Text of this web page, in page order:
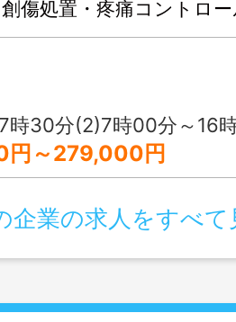
傷処置・疼痛コントロ
ご入居者様身の回りの
ーション等 □介護補
業務
分(2)7時00分～16時00分
～279,000円
企業の求人をすべて